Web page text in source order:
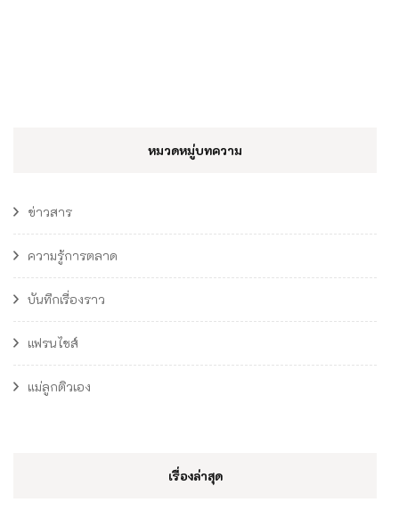
หมวดหมู่บทความ
ข่าวสาร
ความรู้การตลาด
บันทึกเรื่องราว
แฟรนไชส์
แม่ลูกติวเอง
เรื่องล่าสุด